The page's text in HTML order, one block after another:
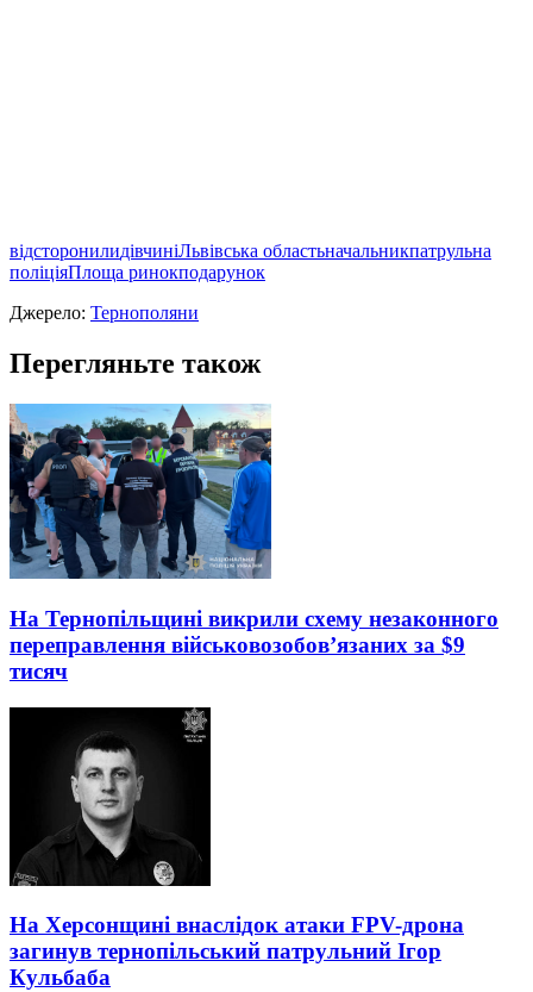
відсторонилидівчиніЛьвівська областьначальникпатрульна
поліціяПлоща ринокподарунок
Джерело: Тернополяни
Перегляньте також
На Тернопільщині викрили схему незаконного
переправлення військовозобов’язаних за $9
тисяч
На Херсонщині внаслідок атаки FPV-дрона
загинув тернопільський патрульний Ігор
Кульбаба